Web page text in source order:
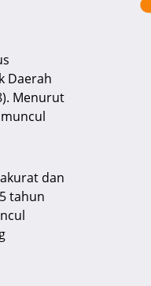
Daerah
Menurut
dan
tahun